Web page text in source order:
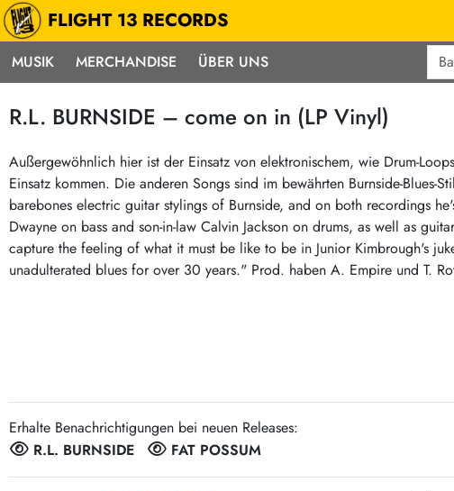
FLIGHT 13 RECORDS
MUSIK
Musik
Alle Neuheiten
Pre-Order
Highlights
Exklusiv & Limitiert
Neu auf Lager
Sonderangebote
Bücher, Fanzines etc.
Hardcore
Emo
Postpunk / New Wave
Punkrock
60s / Garage
Beat / Surf
Rock / Pop
Electronic
Neoklassik
Abstract /
Electronic
Reggae/Ska
Soul /
Ska
MERCHANDISE ÜBER UNS
R.L. BURNSIDE – come on in (LP Vinyl)
Außergewöhnlich hier ist der Einsatz von elektronischem, wie Drum-
Einsatz kommen. Die anderen Songs sind im bewährten Burnside-Blues-
barebones electric guitar stylings of Burnside, and on both recordings
Dwayne on bass and son-in-law Calvin Jackson on drums, as well as
capture the feeling of what it must be like to be in Junior Kimbrough's
unadulterated blues for over 30 years." Prod. haben A. Empire und T.
Erhalte Benachrichtigungen bei neuen Releases:
R.L. BURNSIDE
FAT POSSUM